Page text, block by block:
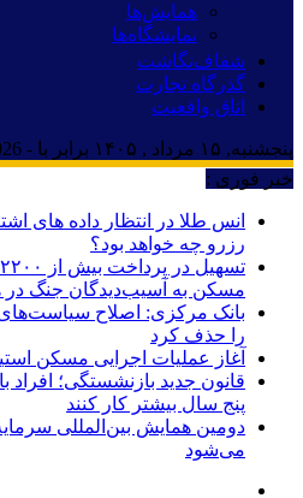
همایش‌ها
نمایشگاه‌ها
شفاف‌نگاشت
گذرگاه تجارت
اتاق واقعیت
پنجشنبه, ۱۵ مرداد , ۱۴۰۵ برابر با - Thursday, 6 August , 2026
خبر فوری :
انس طلا در انتظار داده های
رزرو چه خواهد بود؟
مسکن به آسیب‌دیدگان جنگ در
بانک مرکزی: اصلاح
را حذف کرد
آغاز عملیات اجرایی مسکن استیجاری در
پنج سال بیشتر کار کنند
دومین همایش بین‌المللی
می‌شود